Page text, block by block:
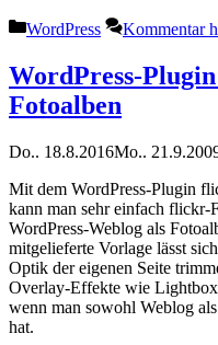
Kategorien
WordPress Kommentar
WordPress-
Fotoalben
Do.. 18.8.2016Mo..
Mit dem WordPress-Plugin
kann man sehr einfach flickr-
WordPress-Weblog als
mitgelieferte Vorlage lässt
Optik der eigenen Seite
Overlay-Effekte wie
wenn man sowohl Weblog
hat.